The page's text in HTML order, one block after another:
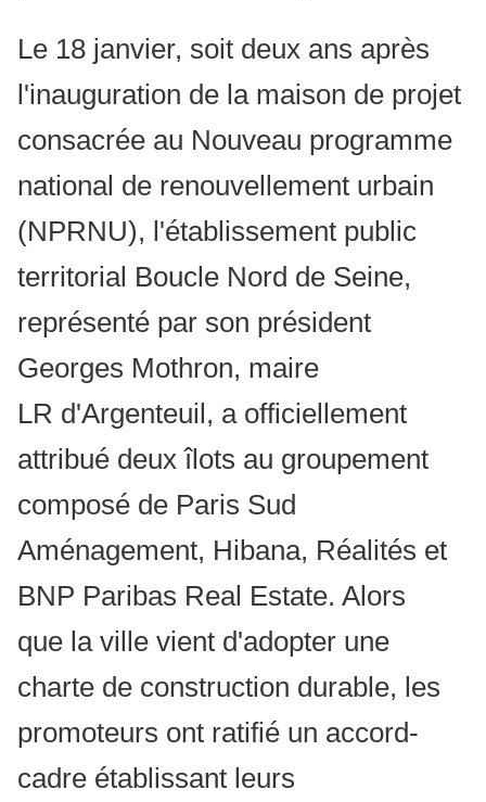
Le 18 janvier, soit deux ans après
l'inauguration de la maison de projet
consacrée au Nouveau programme
national de renouvellement urbain
(NPRNU), l'établissement public
territorial Boucle Nord de Seine,
représenté par son président
Georges Mothron, maire
LR d'Argenteuil, a officiellement
attribué deux îlots au groupement
composé de Paris Sud
Aménagement, Hibana, Réalités et
BNP Paribas Real Estate. Alors
que la ville vient d'adopter une
charte de construction durable, les
promoteurs ont ratifié un accord-
cadre établissant leurs